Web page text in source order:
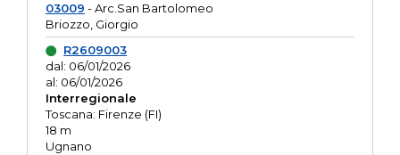
03009 - Arc.San Bartolomeo
Briozzo, Giorgio
R2609003
dal: 06/01/2026
al: 06/01/2026
Interregionale
Toscana: Firenze (FI)
18 m
Ugnano